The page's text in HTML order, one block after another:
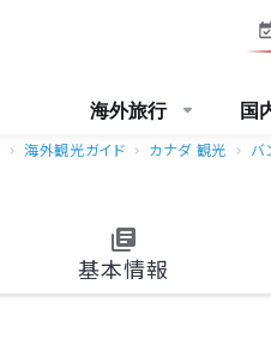
海外旅行 国
海外観光ガイド カナダ 観光 バ
基本情報